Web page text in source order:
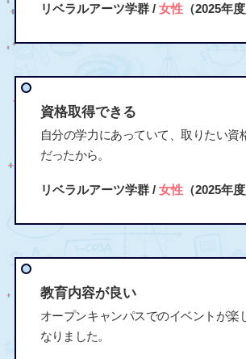
リベラルアーツ学群 / 女性（2025年度
資格取得できる
自分の学力にあっていて、取りたい資
だったから。
リベラルアーツ学群 / 女性（2025年度
教育内容が良い
オープンキャンパスでのイベントが楽
なりました。